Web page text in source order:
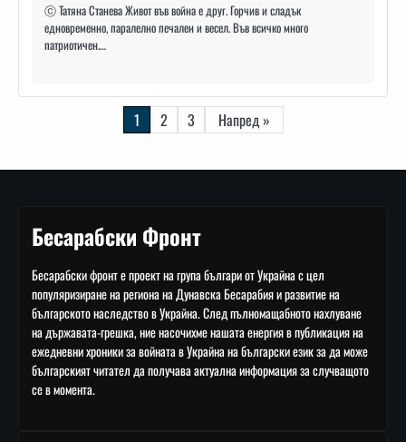
ⓒ Татяна Станева Живот във война е друг. Горчив и сладък
едновременно, паралелно печален и весел. Във всичко много
патриотичен.…
1 2 3 Напред »
Бесарабски Фронт
Бесарабски фронт е проект на група българи от Украйна с цел
популяризиране на региона на Дунавска Бесарабия и развитие на
българското наследство в Украйна. След пълномащабното нахлуване
на държавата-грешка, ние насочихме нашата енергия в публикация на
ежедневни хроники за войната в Украйна на български език за да може
българският читател да получава актуална информация за случващото
се в момента.